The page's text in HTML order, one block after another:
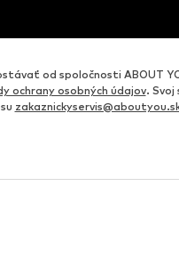
od spoločnosti ABOUT
ochrany osobných údajov. Svoj